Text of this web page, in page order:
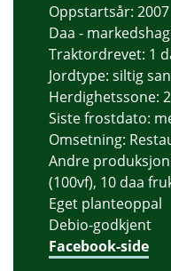
Oppstartsår: 2007
Daa -
Traktordrevet: 1
Jordtype: siltig
Herdighetssone: 2
Siste frostdato:
Omsetning:
Andre
(100vf), 10 daa
Eget planteoppal
Debio-godkjent
Facebook-side